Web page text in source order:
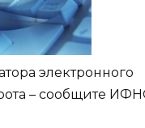
электронного
– сообщите